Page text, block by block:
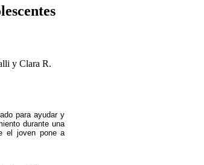
y Clara R.
para ayudar y
durante una
el joven pone a